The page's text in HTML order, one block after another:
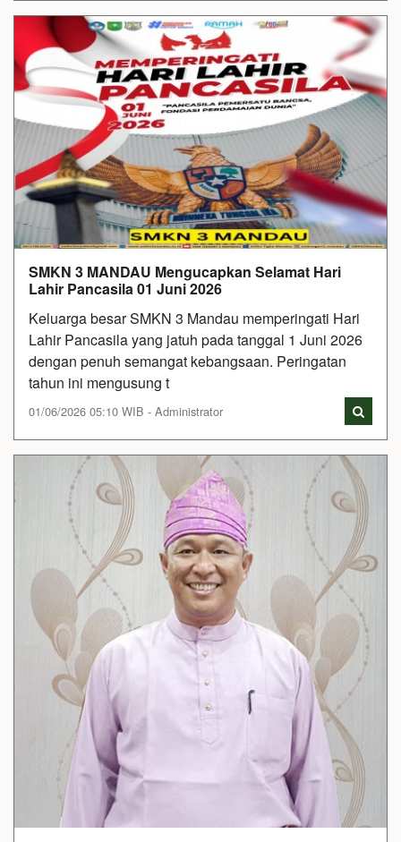
SMKN 3 MANDAU Mengucapkan Selamat Hari
Lahir Pancasila 01 Juni 2026
Keluarga besar SMKN 3 Mandau memperingati Hari
Lahir Pancasila yang jatuh pada tanggal 1 Juni 2026
dengan penuh semangat kebangsaan. Peringatan
tahun ini mengusung t
01/06/2026 05:10 WIB - Administrator